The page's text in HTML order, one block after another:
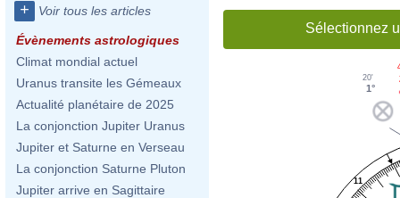
+ Voir tous les articles
Évènements astrologiques
Climat mondial actuel
Uranus transite les Gémeaux
Actualité planétaire de 2025
La conjonction Jupiter Uranus
Jupiter et Saturne en Verseau
La conjonction Saturne Pluton
Jupiter arrive en Sagittaire
Sélectionnez
11
1°
20'